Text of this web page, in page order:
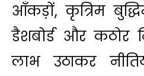
आँकड़ों, कृत्रिम
डैशबोर्ड और कठोर
लाभ उठाकर